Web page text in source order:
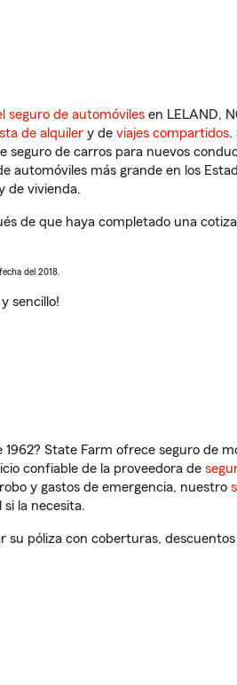
seguro de automóviles en LELAND,
de alquiler y de viajes compartidos.
de carros para nuevos
automóviles más grande en los
de vivienda.
de que haya completado una
del 2018.
sencillo!
State Farm ofrece seguro de
confiable de la proveedora de
y gastos de emergencia, nuestro
la necesita.
su póliza con coberturas,